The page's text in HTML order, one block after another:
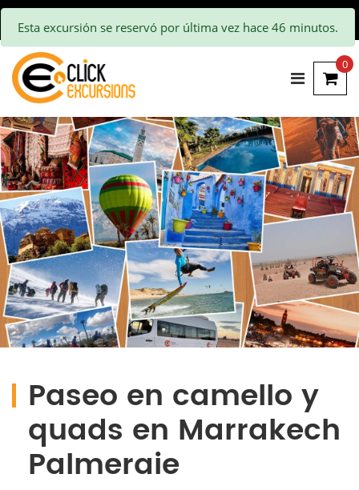
0
Paseo en camello y
quads en Marrakech
Palmeraie
Esta excursión se reservó por última vez hace 46 minutos.